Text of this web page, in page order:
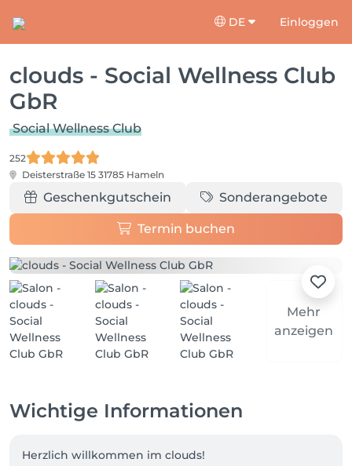
DE Einloggen
clouds - Social Wellness Club
GbR
Social Wellness Club
252
Deisterstraße 15 31785 Hameln
Geschenkgutschein Sonderangebote
Termin buchen
Mehr
anzeigen
Wichtige Informationen
Herzlich willkommen im clouds!